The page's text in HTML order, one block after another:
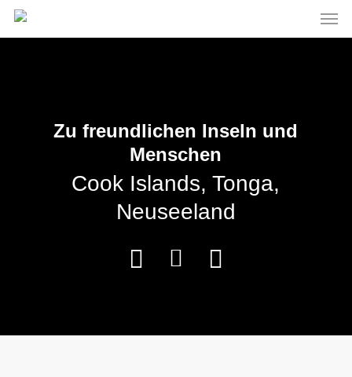
Skip
Zu freundlichen Inseln und
Menschen
Cook Islands, Tonga,
Neuseeland